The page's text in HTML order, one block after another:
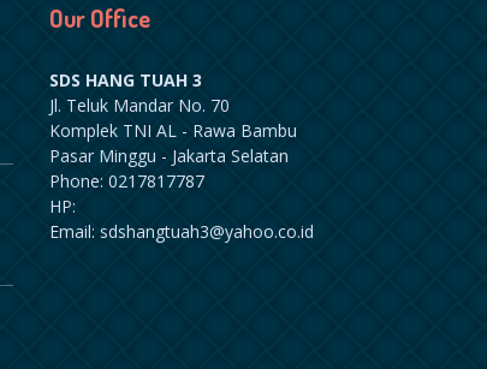
Our Office
SDS HANG TUAH 3
Jl. Teluk Mandar No. 70
Komplek TNI AL - Rawa Bambu
Pasar Minggu - Jakarta Selatan
Phone: 0217817787
HP:
Email: sdshangtuah3@yahoo.co.id